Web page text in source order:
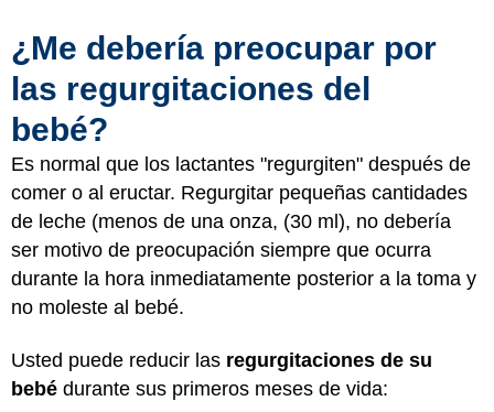
¿Me debería preocupar por
las regurgitaciones del
bebé?
Es normal que los lactantes "regurgiten" después de
comer o al eructar. Regurgitar pequeñas cantidades
de leche (menos de una onza, (30 ml), no debería
ser motivo de preocupación siempre que ocurra
durante la hora inmediatamente posterior a la toma y
no moleste al bebé.
Usted puede reducir las regurgitaciones de su
bebé durante sus primeros meses de vida: